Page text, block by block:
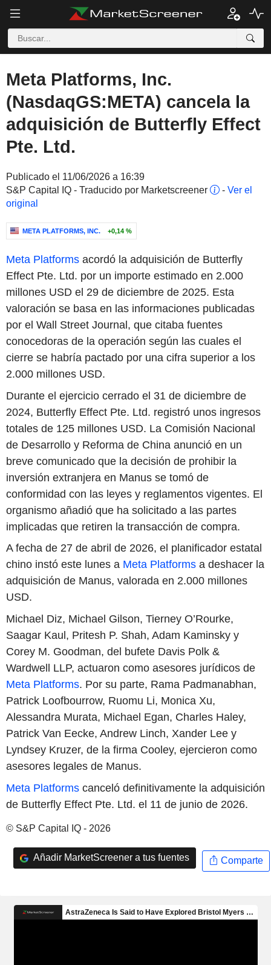
Meta Platforms, Inc.
(NasdaqGS:META) cancela la
adquisición de Butterfly Effect
Pte. Ltd.
Publicado el 11/06/2026 a 16:39
S&P Capital IQ - Traducido por Marketscreener
- Ver el
original
META PLATFORMS, INC. +0,14 %
Meta Platforms acordó la adquisición de Butterfly
Effect Pte. Ltd. por un importe estimado en 2.000
millones USD el 29 de diciembre de 2025. Esta
valoración se basa en las informaciones publicadas
por el Wall Street Journal, que citaba fuentes
conocedoras de la operación según las cuales el
cierre se habría pactado por una cifra superior a los
2.000 millones USD.
Durante el ejercicio cerrado el 31 de diciembre de
2024, Butterfly Effect Pte. Ltd. registró unos ingresos
totales de 125 millones USD. La Comisión Nacional
de Desarrollo y Reforma de China anunció en un
breve comunicado que la decisión de prohibir la
inversión extranjera en Manus se tomó de
conformidad con las leyes y reglamentos vigentes. El
organismo añadió que ha solicitado a las partes
implicadas que retiren la transacción de compra.
A fecha de 27 de abril de 2026, el planificador estatal
chino instó este lunes a Meta Platforms a deshacer la
adquisición de Manus, valorada en 2.000 millones
USD.
Michael Diz, Michael Gilson, Tierney O’Rourke,
Saagar Kaul, Pritesh P. Shah, Adam Kaminsky y
Corey M. Goodman, del bufete Davis Polk &
Wardwell LLP, actuaron como asesores jurídicos de
Meta Platforms. Por su parte, Rama Padmanabhan,
Patrick Loofbourrow, Ruomu Li, Monica Xu,
Alessandra Murata, Michael Egan, Charles Haley,
Patrick Van Eecke, Andrew Linch, Xander Lee y
Lyndsey Kruzer, de la firma Cooley, ejercieron como
asesores legales de Manus.
Meta Platforms canceló definitivamente la adquisición
de Butterfly Effect Pte. Ltd. el 11 de junio de 2026.
© S&P Capital IQ - 2026
Añadir MarketScreener a tus fuentes Comparte